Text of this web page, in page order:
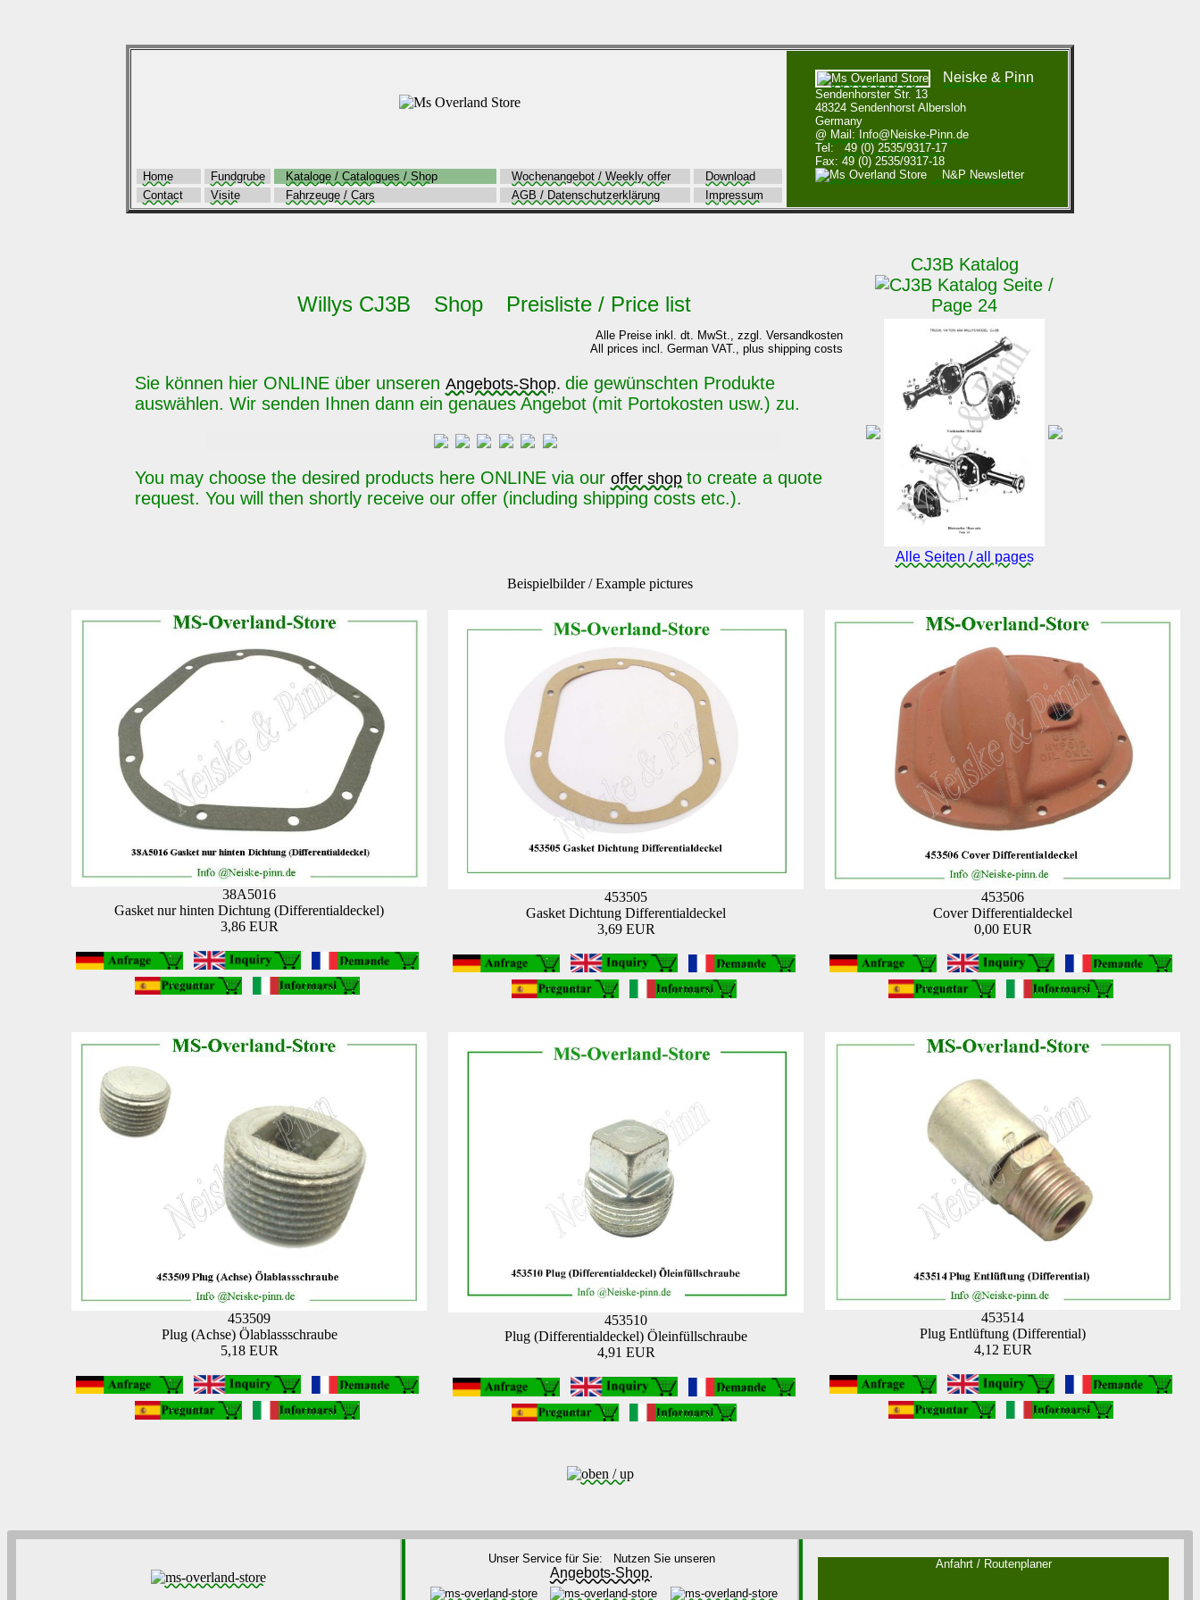
Neiske & Pinn
Sendenhorster Str. 13
48324 Sendenhorst Albersloh
Germany
@ Mail: Info@Neiske-Pinn.de
Tel: 49 (0) 2535/9317-17
Fax: 49 (0) 2535/9317-18
N&P Newsletter
Home Fundgrube Kataloge / Catalogues / Shop Wochenangebot / Weekly offer
Download
Contact
Visite Fahrzeuge / Cars AGB / Datenschutzerklärung Impressum
Willys CJ3B Shop Preisliste / Price list
Alle Preise inkl. dt. MwSt., zzgl. Versandkosten
All prices incl. German VAT., plus shipping costs
Sie können hier ONLINE über unseren Angebots-Shop. die gewünschten Produkte
auswählen. Wir senden Ihnen dann ein genaues Angebot (mit Portokosten usw.) zu.
You may choose the desired products here ONLINE via our offer shop to create a quote
request. You will then shortly receive our offer (including shipping costs etc.).
CJ3B Katalog
Seite /
Page 24
Alle Seiten / all pages
Beispielbilder / Example pictures
38A5016
Gasket nur hinten Dichtung (Differentialdeckel)
3,86 EUR
453505
Gasket Dichtung Differentialdeckel
3,69 EUR
453506
Cover Differentialdeckel
0,00 EUR
453509
Plug (Achse) Ölablassschraube
5,18 EUR
453510
Plug (Differentialdeckel) Öleinfüllschraube
4,91 EUR
453514
Plug Entlüftung (Differential)
4,12 EUR
Unser Service für Sie: Nutzen Sie unseren
Angebots-Shop.
Anfahrt / Routenplaner